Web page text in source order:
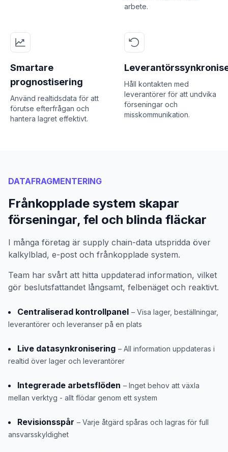
arbete.
Smartare
prognostisering
Använd realtidsdata för att
förutse efterfrågan och
hantera lagret effektivt.
Håll kontakten med
leverantörer för att undvika
förseningar och
misskommunikation.
DATAFRAGMENTERING
Frånkopplade system skapar
förseningar, fel och blinda fläckar
I många företag är supply chain-data utspridda över
kalkylblad, e-post och frånkopplade system.
Team har svårt att hitta uppdaterad information, vilket
gör beslutsfattandet långsamt, felbenäget och reaktivt.
Centraliserad kontrollpanel – Visa lager, beställningar,
leverantörer och leveranser på en plats
Live datasynkronisering – All information uppdateras i
realtid över lager och leverantörer
Integrerade arbetsflöden – Inget behov att växla
mellan verktyg - allt flödar genom ett system
Revisionsspår – Varje åtgärd spåras och lagras för full
ansvarsskyldighet